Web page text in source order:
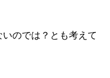
のでは？とも考えて